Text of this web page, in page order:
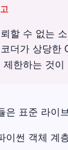
할 수 없는
더가 상당한
제한하는 것이
은 표준 라이
이썬 객체 계